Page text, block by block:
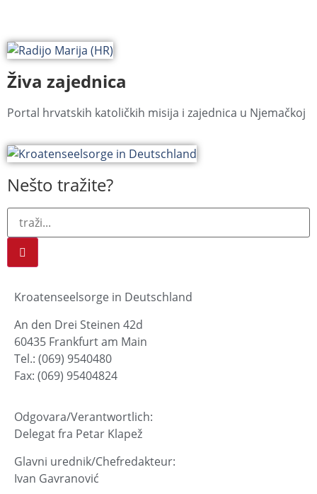
Živa zajednica
Portal hrvatskih katoličkih misija i zajednica u Njemačkoj
Nešto tražite?
Kroatenseelsorge in Deutschland
An den Drei Steinen 42d
60435 Frankfurt am Main
Tel.: (069) 9540480
Fax: (069) 95404824
Odgovara/Verantwortlich:
Delegat fra Petar Klapež
Glavni urednik/Chefredakteur:
Ivan Gavranović